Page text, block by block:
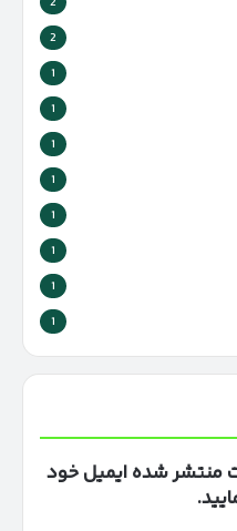
2
1
1
1
1
1
1
1
1
منتشر شده ایمیل خود